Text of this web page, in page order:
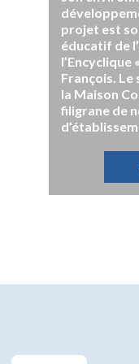
projet est
éducatif de
l’Encyclique
François. Le
la Maison
filigrane de